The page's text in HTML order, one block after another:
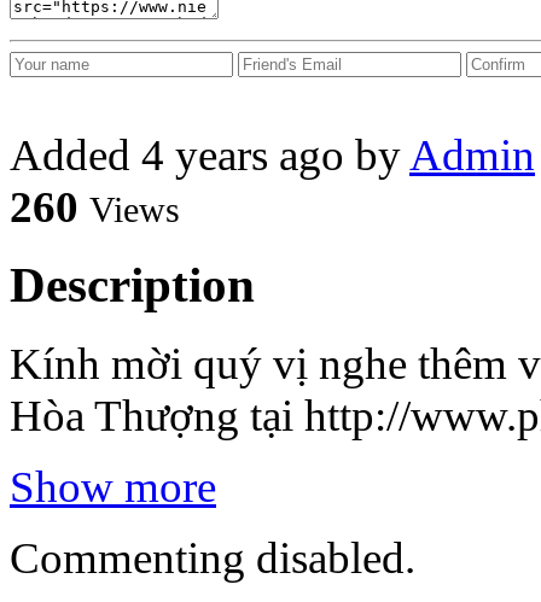
Added 4 years ago byAdmin
260 Views
Description
Kính mời quý vị nghe thêm
Hòa Thượng tại http://
Show more
Commenting disabled.